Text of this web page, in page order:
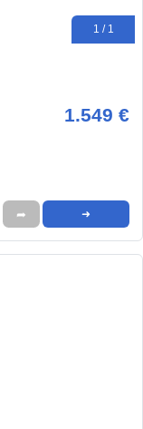
1 / 1
1.549 €
➦ ➜